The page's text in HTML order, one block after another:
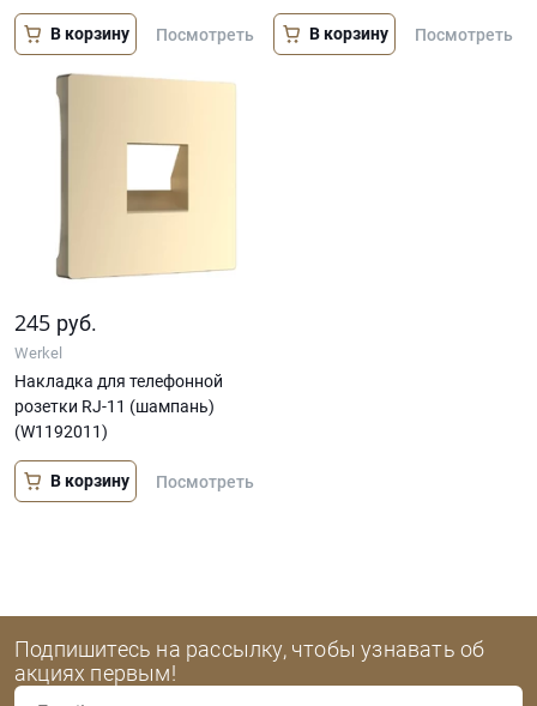
В корзину Посмотреть В корзину Посмотреть
245 руб.
Werkel
Накладка для телефонной
розетки RJ-11 (шампань)
(W1192011)
В корзину Посмотреть
Подпишитесь на рассылку, чтобы узнавать об
акциях первым!